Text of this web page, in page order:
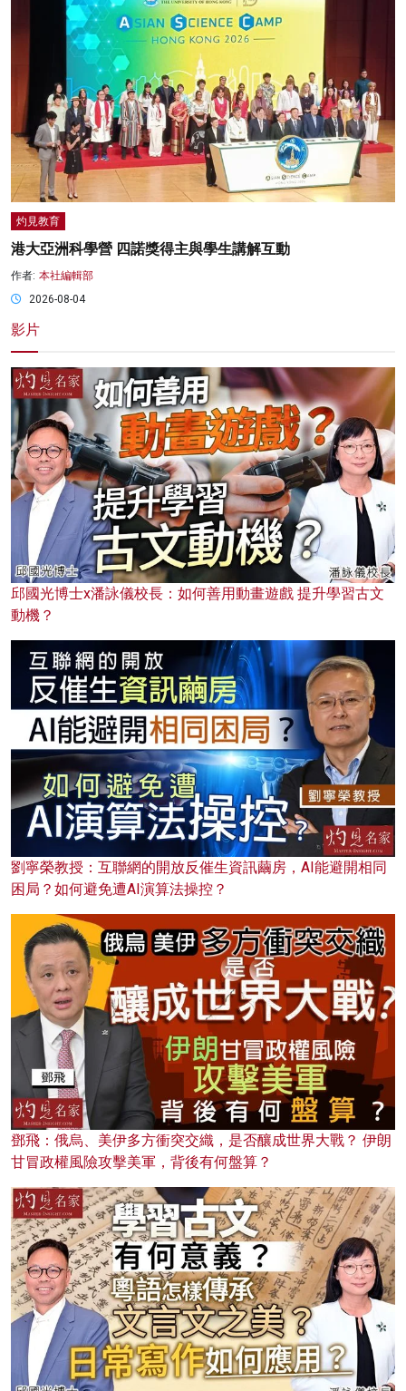
灼見教育
港大亞洲科學營 四諾獎得主與學生講解互動
作者: 本社編輯部
2026-08-04
影片
邱國光博士x潘詠儀校長：如何善用動畫遊戲 提升學習古文
動機？
劉寧榮教授：互聯網的開放反催生資訊繭房，AI能避開相同
困局？如何避免遭AI演算法操控？
鄧飛：俄烏、美伊多方衝突交織，是否釀成世界大戰？ 伊朗
甘冒政權風險攻擊美軍，背後有何盤算？